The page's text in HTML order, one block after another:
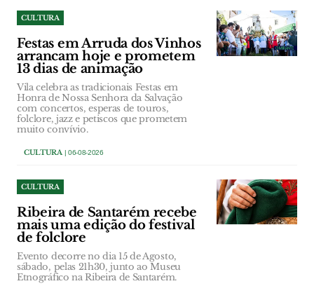
CULTURA
Festas em Arruda dos Vinhos
arrancam hoje e prometem
13 dias de animação
Vila celebra as tradicionais Festas em
Honra de Nossa Senhora da Salvação
com concertos, esperas de touros,
folclore, jazz e petiscos que prometem
muito convívio.
CULTURA | 06-08-2026
CULTURA
Ribeira de Santarém recebe
mais uma edição do festival
de folclore
Evento decorre no dia 15 de Agosto,
sábado, pelas 21h30, junto ao Museu
Etnográfico na Ribeira de Santarém.